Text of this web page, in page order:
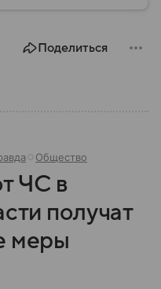
Поделиться
Общество
ЧС в
получат
меры